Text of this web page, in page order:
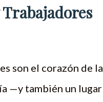
son el corazón de
—y también un